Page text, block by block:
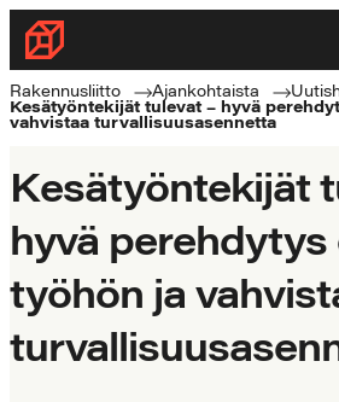
Siirry
suoraan
sisältöön
Rakennusliitto
Rakennusalan
ammattilaisten
Rakennusliitto Ajankohtaista
Kesätyöntekijät tulevat – hyvä
vahvistaa turvallisuusasennetta
Kesätyöntekijät
hyvä perehdytys
työhön ja